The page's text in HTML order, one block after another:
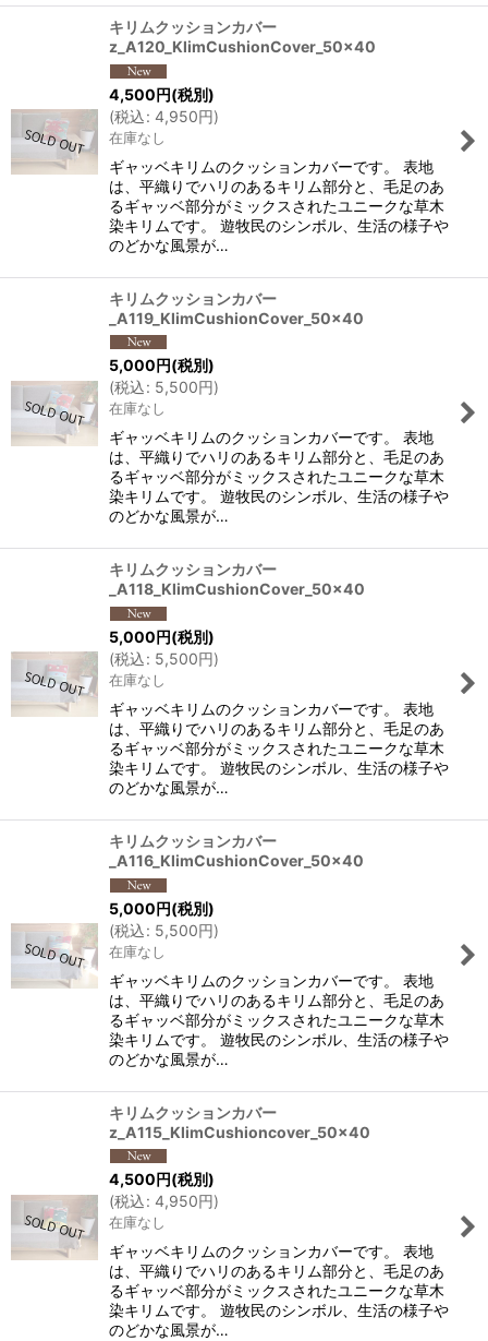
キリムクッションカバー
z_A120_KlimCushionCover_50x40
4,500円(税別)
(税込: 4,950円)
在庫なし
ギャッベキリムのクッションカバーです。 表地
は、平織りでハリのあるキリム部分と、毛足のあ
るギャッベ部分がミックスされたユニークな草木
染キリムです。 遊牧民のシンボル、生活の様子や
のどかな風景が…
キリムクッションカバー
_A119_KlimCushionCover_50x40
5,000円(税別)
(税込: 5,500円)
在庫なし
ギャッベキリムのクッションカバーです。 表地
は、平織りでハリのあるキリム部分と、毛足のあ
るギャッベ部分がミックスされたユニークな草木
染キリムです。 遊牧民のシンボル、生活の様子や
のどかな風景が…
キリムクッションカバー
_A118_KlimCushionCover_50x40
5,000円(税別)
(税込: 5,500円)
在庫なし
ギャッベキリムのクッションカバーです。 表地
は、平織りでハリのあるキリム部分と、毛足のあ
るギャッベ部分がミックスされたユニークな草木
染キリムです。 遊牧民のシンボル、生活の様子や
のどかな風景が…
キリムクッションカバー
_A116_KlimCushionCover_50x40
5,000円(税別)
(税込: 5,500円)
在庫なし
ギャッベキリムのクッションカバーです。 表地
は、平織りでハリのあるキリム部分と、毛足のあ
るギャッベ部分がミックスされたユニークな草木
染キリムです。 遊牧民のシンボル、生活の様子や
のどかな風景が…
キリムクッションカバー
z_A115_KlimCushioncover_50x40
4,500円(税別)
(税込: 4,950円)
在庫なし
ギャッベキリムのクッションカバーです。 表地
は、平織りでハリのあるキリム部分と、毛足のあ
るギャッベ部分がミックスされたユニークな草木
染キリムです。 遊牧民のシンボル、生活の様子や
のどかな風景が…